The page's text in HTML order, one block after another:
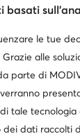
Prezzo
47,99€
Prezzo più
le tue
alle
parte di
tale
dati raccolti